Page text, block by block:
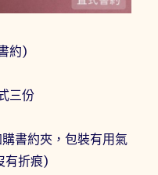
約)
三份
書約夾，包裝有用氣
有折痕)